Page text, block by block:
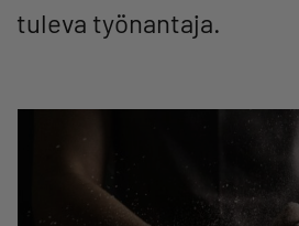
tuleva työnantaja.